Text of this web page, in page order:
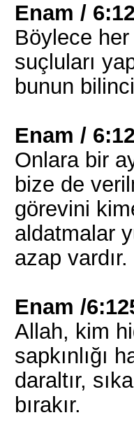
Enam /
Böylece
suçluları
bunun
Enam /
Onlara bir
bize de
görevini
aldatmalar
azap vardır.
Enam /
Allah, kim
sapkınlığı
daraltır,
bırakır.